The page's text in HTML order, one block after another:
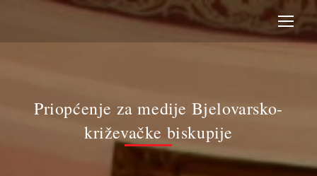
Priopćenje za medije Bjelovarsko-
križevačke biskupije